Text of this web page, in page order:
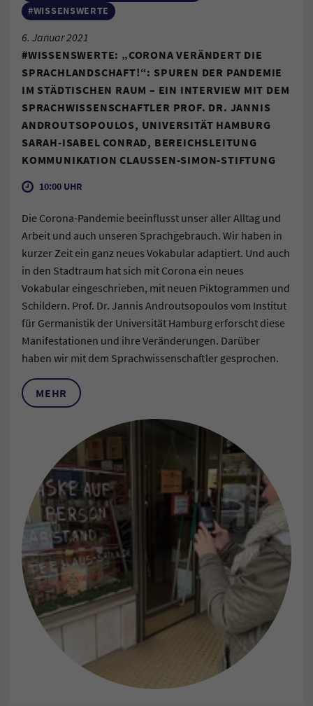
#WISSENSWERTE
6. Januar 2021
#WISSENSWERTE: „CORONA VERÄNDERT DIE
SPRACHLANDSCHAFT!“: SPUREN DER PANDEMIE
IM STÄDTISCHEN RAUM – EIN INTERVIEW MIT DEM
SPRACHWISSENSCHAFTLER PROF. DR. JANNIS
ANDROUTSOPOULOS, UNIVERSITÄT HAMBURG
SARAH-ISABEL CONRAD, BEREICHSLEITUNG
KOMMUNIKATION CLAUSSEN-SIMON-STIFTUNG
10:00 UHR
Die Corona-Pandemie beeinflusst unser aller Alltag und
Arbeit und auch unseren Sprachgebrauch. Wir haben in
kurzer Zeit ein ganz neues Vokabular adaptiert. Und auch
in den Stadtraum hat sich mit Corona ein neues
Vokabular eingeschrieben, mit neuen Piktogrammen und
Schildern. Prof. Dr. Jannis Androutsopoulos vom Institut
für Germanistik der Universität Hamburg erforscht diese
Manifestationen und ihre Veränderungen. Darüber
haben wir mit dem Sprachwissenschaftler gesprochen.
MEHR